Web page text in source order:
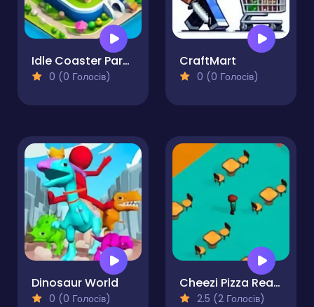
Idle Coaster Park Game
0 (0 Голосів)
CraftMart
0 (0 Голосів)
Dinosaur World
0 (0 Голосів)
Cheezi Pizza Ready
2.5 (2 Голосів)